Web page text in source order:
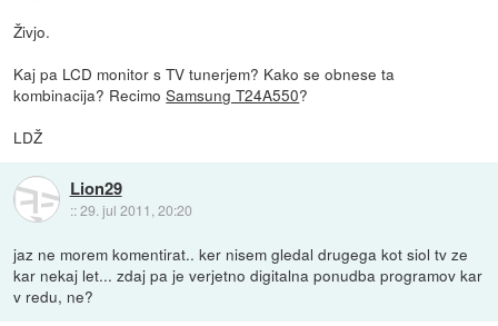
Živjo.
Kaj pa LCD monitor s TV tunerjem? Kako se obnese ta
kombinacija? RecimoSamsung T24A550?
LDŽ
Lion29
::29. jul 2011, 20:20
jaz ne morem komentirat.. ker nisem gledal drugega kot siol tv ze
kar nekaj let... zdaj pa je verjetno digitalna ponudba programov kar
v redu, ne?